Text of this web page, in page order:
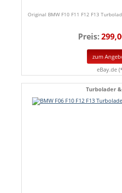
Original BMW F10 F11 F12 F13
Preis:
zum
eBay.de
Turbolader